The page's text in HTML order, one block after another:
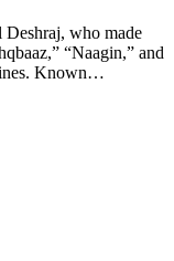
Deshraj, who made
“Naagin,” and
Known…